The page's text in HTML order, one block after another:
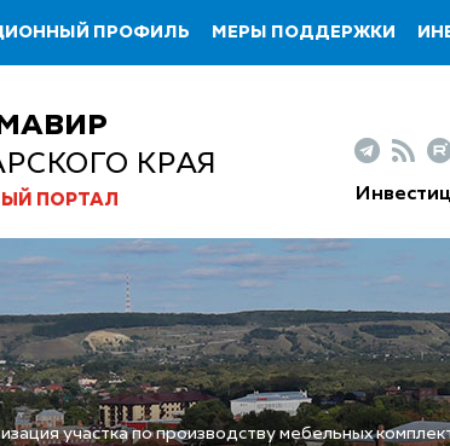
ПРОФИЛЬ МЕРЫ ПОДДЕРЖКИ
КРАЯ
ПОРТАЛ
участка по производству мебельных